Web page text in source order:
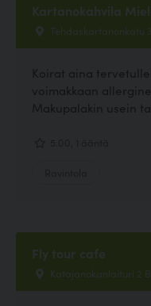
Kartanokahvila
Tehdaskartanonkatu
Koirat aina
voimakkaan
Makupalakin usein
Fly tour cafe
Katajanokanlaituri 2